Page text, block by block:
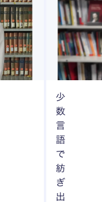
少
数
言
語
で
紡
ぎ
出